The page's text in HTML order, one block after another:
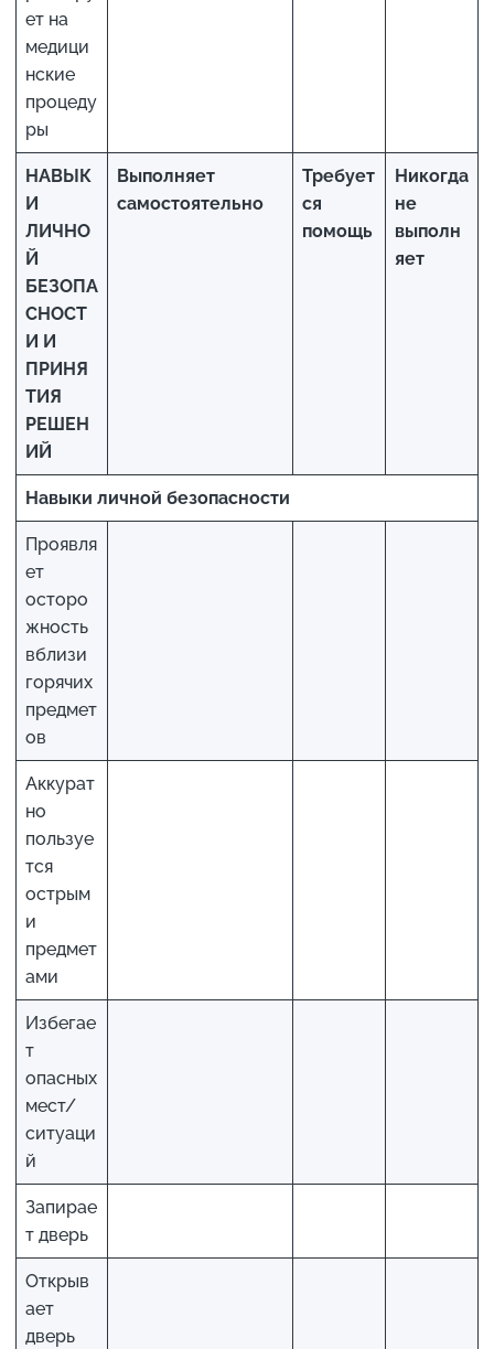
ет на
медици
нские
процеду
ры
НАВЫК
И
ЛИЧНО
Й
БЕЗОПА
СНОСТ
И И
ПРИНЯ
ТИЯ
РЕШЕН
ИЙ
Выполняет
самостоятельно
Требует
ся
помощь
Никогда
не
выполн
яет
Навыки личной безопасности
Проявля
ет
осторо
жность
вблизи
горячих
предмет
ов
Аккурат
но
пользуе
тся
острым
и
предмет
ами
Избегае
т
опасных
мест/
ситуаци
й
Запирае
т дверь
Открыв
ает
дверь